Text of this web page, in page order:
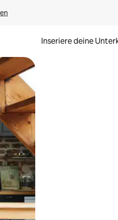
Inseriere deine
oder Wischgesten.